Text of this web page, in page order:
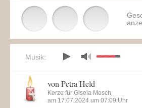
Musik:
von Petra Held
Kerze für Gisela Mosch
am 17.07.2024 um 07:09 Uhr